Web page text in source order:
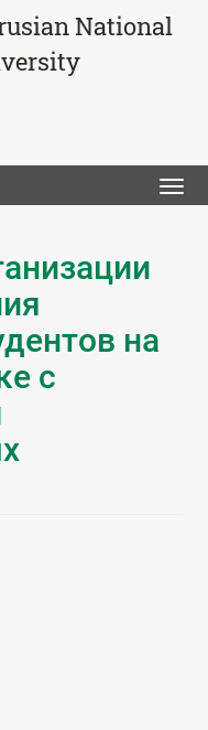
National
на
с